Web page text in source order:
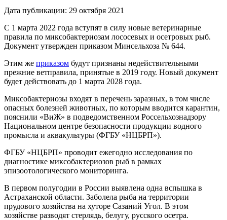
Дата публикации: 29 октября 2021
С 1 марта 2022 года вступят в силу новые ветеринарные
правила по миксобактериозам лососевых и осетровых рыб.
Документ утвержден приказом Минсельхоза № 644.
Этим же приказом будут признаны недействительными
прежние ветправила, принятые в 2019 году. Новый документ
будет действовать до 1 марта 2028 года.
Миксобактериозы входят в перечень заразных, в том числе
опасных болезней животных, по которым вводится карантин,
пояснили «ВиЖ» в подведомственном Россельхознадзору
Национальном центре безопасности продукции водного
промысла и аквакультуры (ФГБУ «НЦБРП»).
ФГБУ «НЦБРП» проводит ежегодно исследования по
диагностике миксобактериозов рыб в рамках
эпизоотологического мониторинга.
В первом полугодии в России выявлена одна вспышка в
Астраханской области. Заболела рыба на территории
прудового хозяйства на хуторе Сазаний Угол. В этом
хозяйстве разводят стерлядь, белугу, русского осетра.